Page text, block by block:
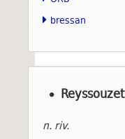
bressan
Reyssouzet
n. riv.